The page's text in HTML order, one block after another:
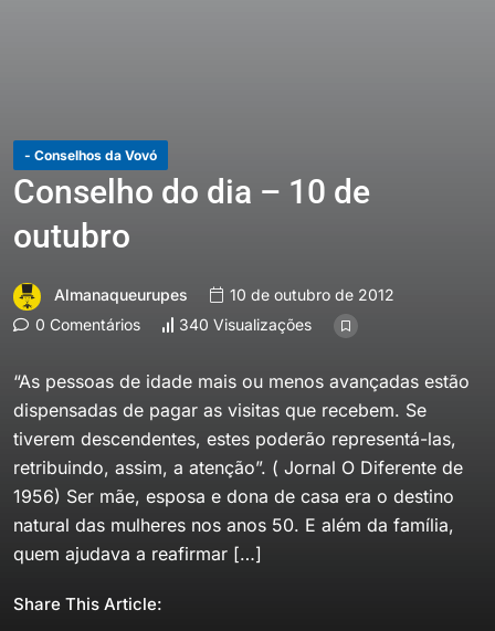
- Conselhos da Vovó
Conselho do dia – 10 de
outubro
Almanaqueurupes
10 de outubro de 2012
0 Comentários
340 Visualizações
“As pessoas de idade mais ou menos avançadas estão
dispensadas de pagar as visitas que recebem. Se
tiverem descendentes, estes poderão representá-las,
retribuindo, assim, a atenção”. ( Jornal O Diferente de
1956) Ser mãe, esposa e dona de casa era o destino
natural das mulheres nos anos 50. E além da família,
quem ajudava a reafirmar […]
Share This Article: